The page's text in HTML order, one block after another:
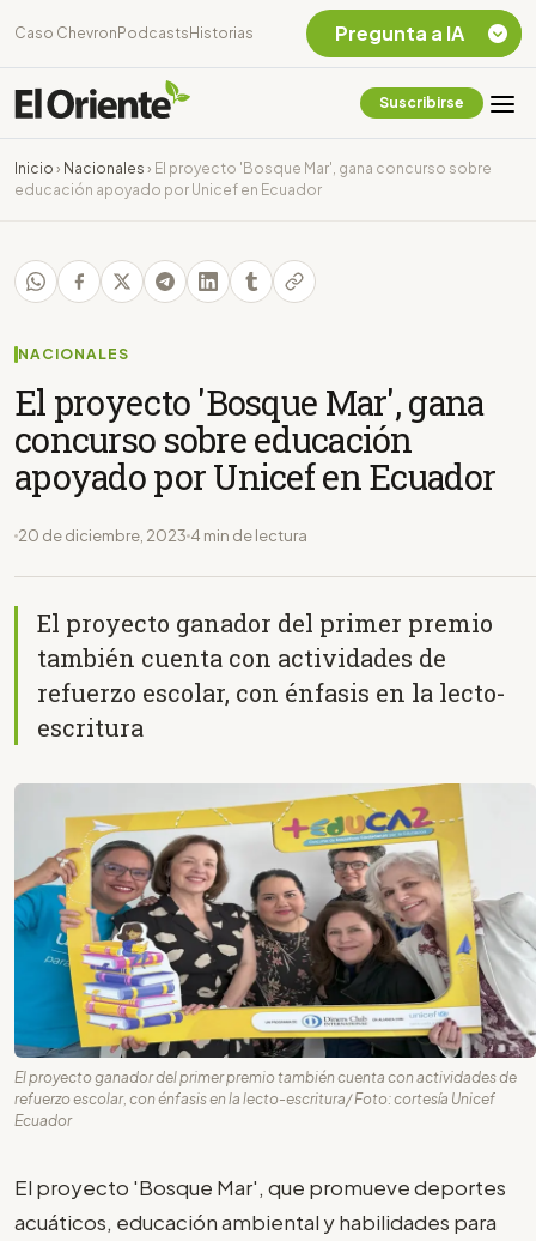
Caso Chevron Podcasts Historias
Suscribirse
Inicio › Nacionales › El proyecto 'Bosque Mar', gana concurso sobre
educación apoyado por Unicef en Ecuador
NACIONALES
El proyecto 'Bosque Mar', gana
concurso sobre educación
apoyado por Unicef en Ecuador
20 de diciembre, 2023 4 min de lectura
El proyecto ganador del primer premio
también cuenta con actividades de
refuerzo escolar, con énfasis en la lecto-
escritura
El proyecto ganador del primer premio también cuenta con actividades de
refuerzo escolar, con énfasis en la lecto-escritura/ Foto: cortesía Unicef
Ecuador
El proyecto 'Bosque Mar', que promueve deportes
acuáticos, educación ambiental y habilidades para
Pregunta a IA
Chevron Ecuador